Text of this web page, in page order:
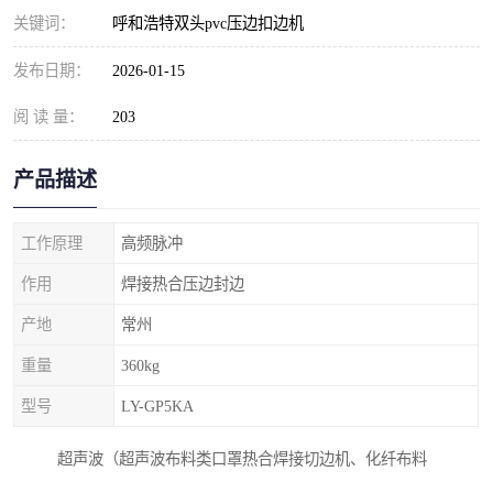
关键词： 呼和浩特双头pvc压边扣边机
发布日期： 2026-01-15
阅 读 量： 203
产品描述
工作原理 高频脉冲
作用 焊接热合压边封边
产地 常州
重量 360kg
型号 LY-GP5KA
超声波（超声波布料类口罩热合焊接切边机、化纤布料